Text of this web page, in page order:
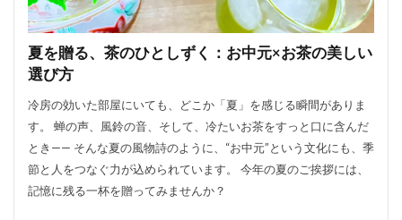
夏を贈る、茶のひとしずく：お中元×お茶の美しい
選び方
冷房の効いた部屋にいても、どこか「夏」を感じる瞬間がありま
す。 蝉の声、風鈴の音、そして、冷たいお茶をすっと口に含んだ
とき—— そんな夏の風物詩のように、“お中元”という文化にも、季
節と人をつなぐ力が込められています。 今年の夏のご挨拶には、
記憶に残る一杯を贈ってみませんか？